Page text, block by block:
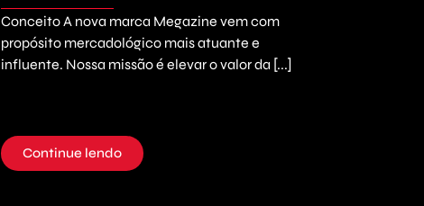
Conceito A nova marca Megazine vem com
propósito mercadológico mais atuante e
influente. Nossa missão é elevar o valor da [...]
Continue lendo